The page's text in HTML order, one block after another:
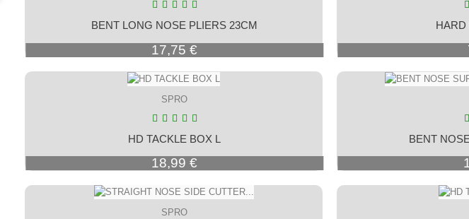
BENT LONG NOSE PLIERS 23CM
17,75 €
HARD
SPRO
HD TACKLE BOX L
18,99 €
BENT
SPRO